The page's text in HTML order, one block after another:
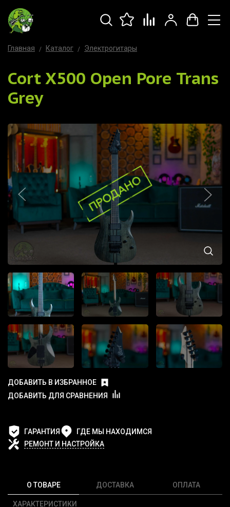
Главная Каталог Электрогитары
Cort X500 Open Pore Trans
Grey
ДОБАВИТЬ В ИЗБРАННОЕ
ДОБАВИТЬ ДЛЯ СРАВНЕНИЯ
ГАРАНТИЯ
ГДЕ МЫ НАХОДИМСЯ
РЕМОНТ И НАСТРОЙКА
О ТОВАРЕ
ХАРАКТЕРИСТИКИ
ДОСТАВКА ОПЛАТА